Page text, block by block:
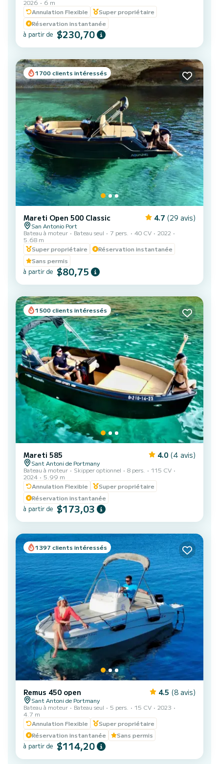
2026
6 m
Annulation Flexible
Super propriétaire
Réservation instantanée
à partir de $230,70
1700 clients intéressés
Mareti Open 500 Classic 4.7 (29 avis)
San Antonio Port
Bateau à moteur
Bateau seul 7 pers. 40 CV
2022
5.68 m
Super propriétaire
Réservation instantanée
Sans permis
à partir de $80,75
1500 clients intéressés
Mareti 585 4.0 (4 avis)
Sant Antoni de Portmany
Bateau à moteur
Skipper optionnel 8 pers.
115 CV
2024
5.99 m
Annulation Flexible
Super propriétaire
Réservation instantanée
à partir de $173,03
1397 clients intéressés
Remus 450 open 4.5 (8 avis)
Sant Antoni de Portmany
Bateau à moteur
Bateau seul 5 pers. 15 CV
2023
4.7 m
Annulation Flexible
Super propriétaire
Réservation instantanée
Sans permis
à partir de $114,20